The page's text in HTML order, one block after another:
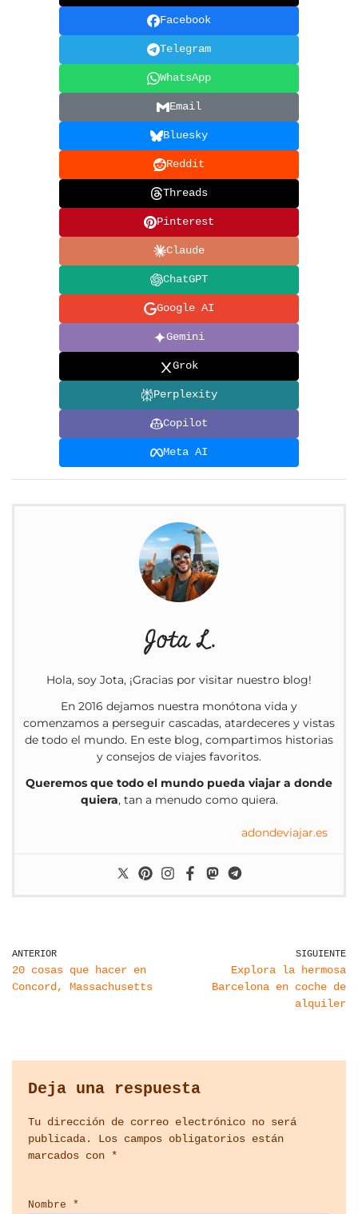
Facebook
Telegram
WhatsApp
Email
Bluesky
Reddit
Threads
Pinterest
Claude
ChatGPT
Google AI
Gemini
Grok
Perplexity
Copilot
Meta AI
Jota L.
Hola, soy Jota, ¡Gracias por visitar nuestro blog!
En 2016 dejamos nuestra monótona vida y
comenzamos a perseguir cascadas, atardeceres y vistas
de todo el mundo. En este blog, compartimos historias
y consejos de viajes favoritos.
Queremos que todo el mundo pueda viajar a donde
quiera, tan a menudo como quiera.
adondeviajar.es
ANTERIOR
20 cosas que hacer en
Concord, Massachusetts
SIGUIENTE
Explora la hermosa
Barcelona en coche de
alquiler
Deja una respuesta
Tu dirección de correo electrónico no será
publicada.
Los campos obligatorios están
marcados con *
Nombre *